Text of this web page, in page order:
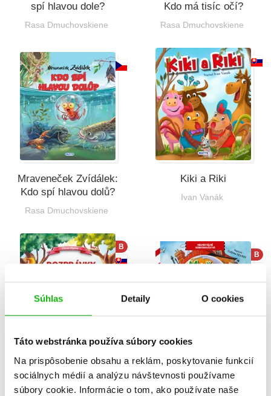
Súhlas Detaily O cookies
Táto webstránka používa súbory cookies
Na prispôsobenie obsahu a reklám, poskytovanie funkcií
sociálnych médií a analýzu návštevnosti používame
súbory cookie. Informácie o tom, ako používate naše
spí hlavou dole?
Rasa Dmuchovskiene
Kdo má tisíc očí?
Rasa Dmuchovskiene
Mraveneček Zvídálek:
Kdo spí hlavou dolů?
Rasa Dmuchovskiene
Kiki a Riki
Ivan Vanák
B
Rozprávky na pekný
deň - Rozprávky na
B
Mačky svetobežníčky -
Ako sa všetko začalo